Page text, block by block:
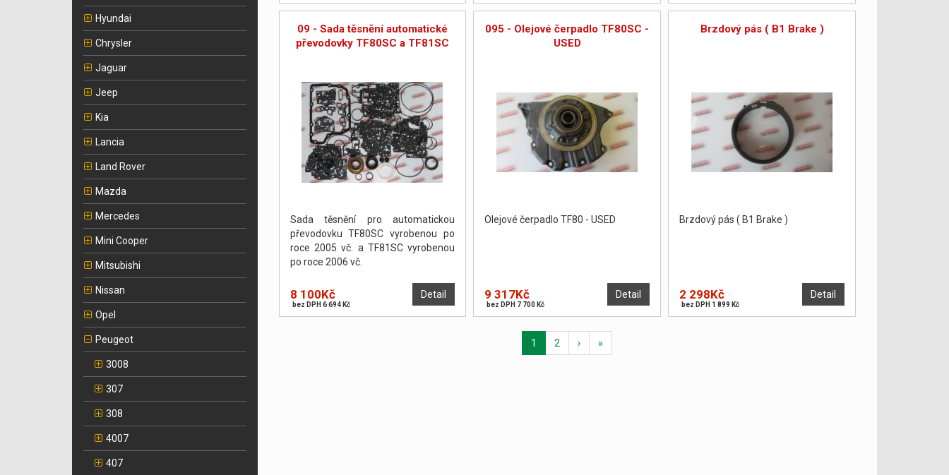
Hyundai
Chrysler
Jaguar
Jeep
Kia
Lancia
Land Rover
Mazda
Mercedes
Mini Cooper
Mitsubishi
Nissan
Opel
Peugeot
3008
307
308
4007
407
09 - Sada těsnění automatické
převodovky TF80SC a TF81SC
Sada těsnění pro automatickou
převodovku TF80SC vyrobenou po
roce 2005 vč. a TF81SC vyrobenou
po roce 2006 vč.
Detail
8 100Kč
bez DPH 6 694 Kč
095 - Olejové čerpadlo TF80SC -
USED
Olejové čerpadlo TF80 - USED
Detail
9 317Kč
bez DPH 7 700 Kč
Brzdový pás ( B1 Brake )
Brzdový pás ( B1 Brake )
Detail
2 298Kč
bez DPH 1 899 Kč
1 2 › »